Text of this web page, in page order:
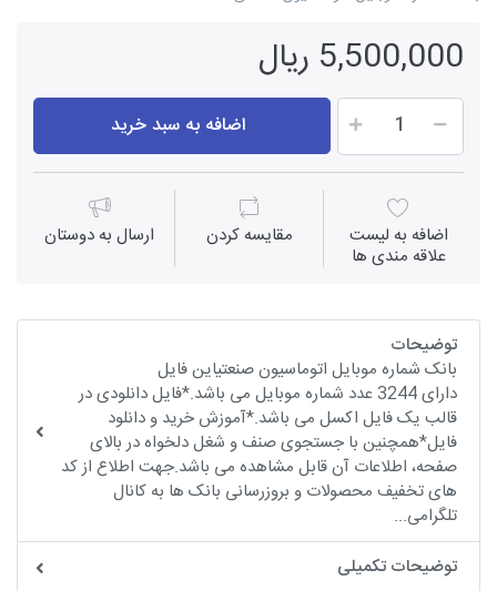
5,500,000 ریال
اضافه به سبد خرید
اضافه به لیست
علاقه مندی ها
مقايسه كردن ارسال به دوستان
توضیحات
بانک شماره موبایل اتوماسیون صنعتیاین فایل
دارای 3244 عدد شماره موبایل می باشد.*فایل دانلودی در
قالب یک فایل اکسل می باشد.*آموزش خرید و دانلود
فایل*همچنین با جستجوی صنف و شغل دلخواه در بالای
صفحه، اطلاعات آن قابل مشاهده می باشد.جهت اطلاع از کد
های تخفیف محصولات و بروزرسانی بانک ها به کانال
تلگرامی...
توضیحات تکمیلی